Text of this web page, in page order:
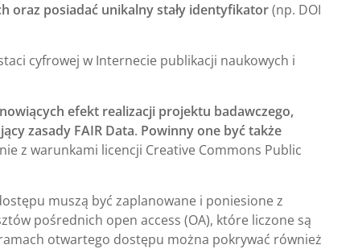
oraz posiadać unikalny stały identyfikator(np. DOI
cyfrowej w Internecie publikacji naukowych i
efekt realizacji projektu badawczego,
zasady FAIR Data. Powinny one być także
z warunkami licencji Creative Commons Public
muszą być zaplanowane i poniesione z
pośrednich open access (OA), które liczone są
otwartego dostępu można pokrywać również